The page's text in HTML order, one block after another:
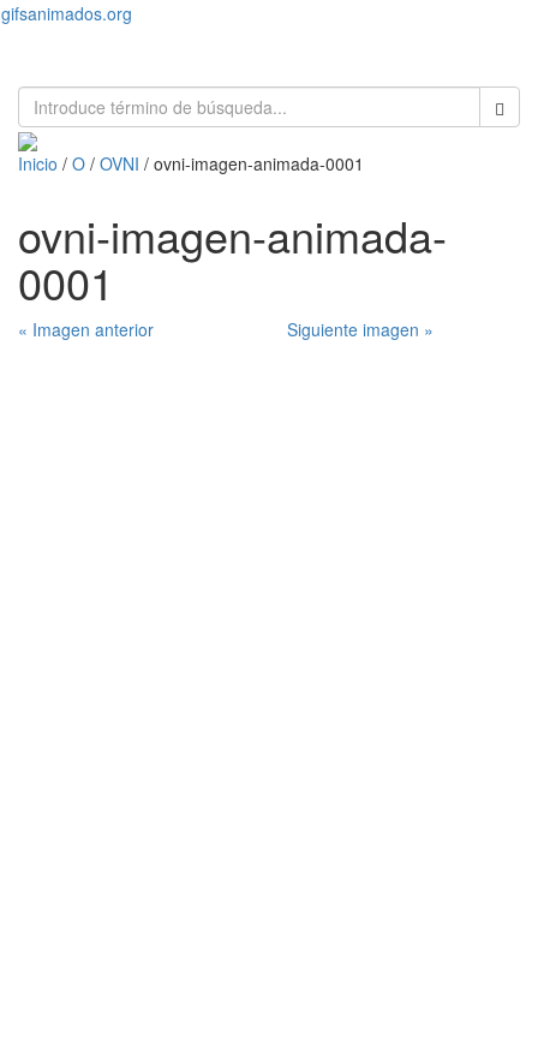
gifsanimados.org
Inicio / O / OVNI / ovni-imagen-animada-0001
ovni-imagen-animada-
0001
« Imagen anterior Siguiente imagen »